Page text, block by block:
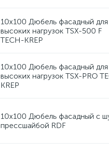
10х100 Дюбель фасадный для
высоких нагрузок TSX-500 F
TECH-KREP
10х100 Дюбель фасадный для
высоких нагрузок TSX-PRO
KREP
10х100 Дюбель фасадный с
прессшайбой RDF